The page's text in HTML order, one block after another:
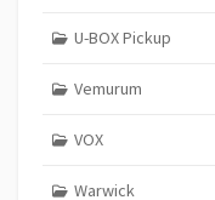
U-BOX Pickup
Vemurum
VOX
Warwick